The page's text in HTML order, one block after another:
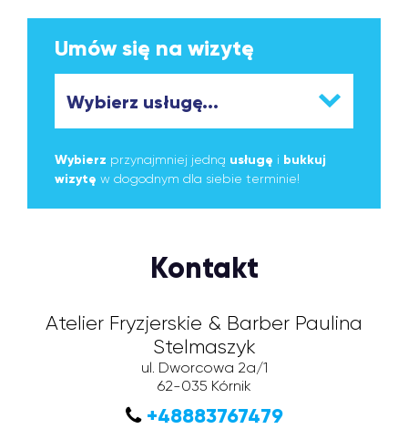
Umów się na wizytę
Wybierz przynajmniej jedną usługę i bukkuj
wizytę w dogodnym dla siebie terminie!
Kontakt
Atelier Fryzjerskie & Barber Paulina
Stelmaszyk
ul. Dworcowa 2a/1
62-035 Kórnik
+48883767479